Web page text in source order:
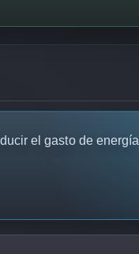
el gasto de energía